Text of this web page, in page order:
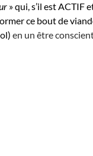
» qui, s’il est ACTIF
ce bout de
en un être